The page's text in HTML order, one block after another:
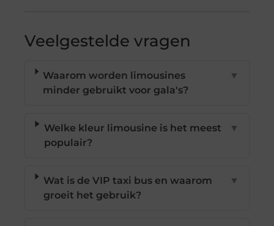
Veelgestelde vragen
Waarom worden limousines
minder gebruikt voor gala's?
▼
Welke kleur limousine is het meest
populair?
▼
Wat is de VIP taxi bus en waarom
groeit het gebruik?
▼